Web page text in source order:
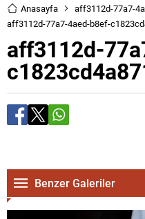
Anasayfa
aff3112d-77a7-
aff3112d-77a7-4aed-b8ef-
aff3112d-
Benzer Galeriler